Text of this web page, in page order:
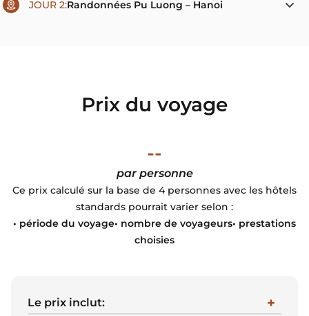
JOUR 2:Randonnées Pu Luong – Hanoi
Prix du voyage
--
par personne
Ce prix calculé sur la base de 4 personnes avec les hôtels
standards pourrait varier selon :
• période du voyage• nombre de voyageurs• prestations
choisies
Le prix inclut: